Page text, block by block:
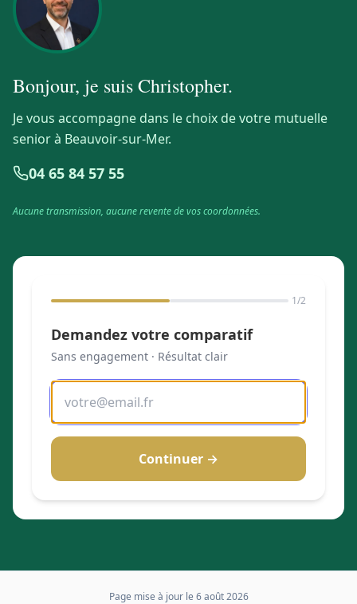
Bonjour, je suisChristopher.
Je vous accompagne dans le choix de votre mutuelle
senior à Beauvoir-sur-Mer.
04 65 84 57 55
Aucune transmission, aucune revente de vos coordonnées.
1/2
Demandez votre comparatif
Sans engagement · Résultat clair
Continuer →
Page mise à jour le 6 août 2026